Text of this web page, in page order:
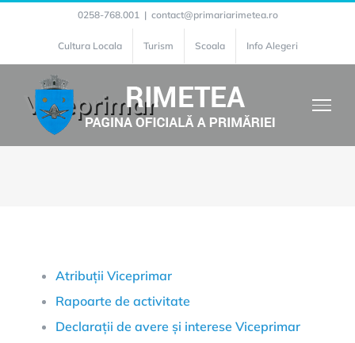
content
0258-768.001 | contact@primariarimetea.ro
Cultura Locala Turism Scoala Info Alegeri
Viceprimar
Atribuții Viceprimar
Rapoarte de activitate
Declarații de avere și interese Viceprimar